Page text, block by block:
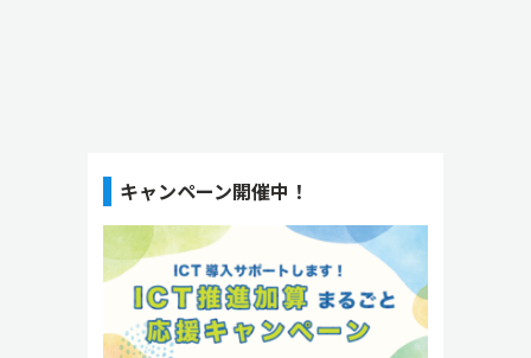
キャンペーン開催中！